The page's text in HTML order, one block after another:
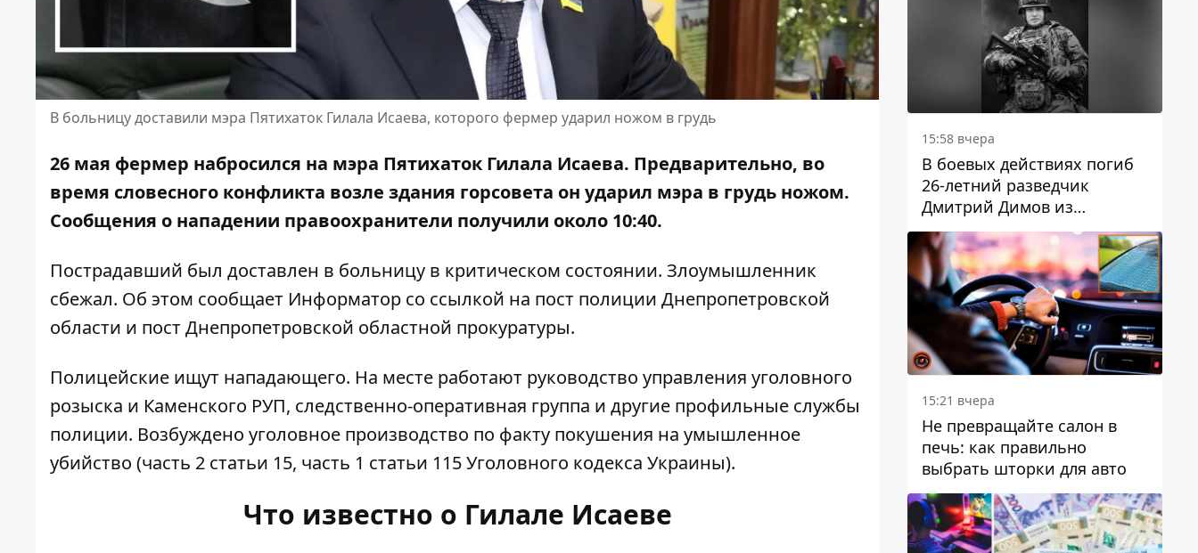
В больницу доставили мэра Пятихаток Гилала Исаева, которого фермер ударил ножом в грудь
26 мая фермер набросился на мэра Пятихаток Гилала Исаева. Предварительно, во
время словесного конфликта возле здания горсовета он ударил мэра в грудь ножом.
Сообщения о нападении правоохранители получили около 10:40.
Пострадавший был доставлен в больницу в критическом состоянии. Злоумышленник
сбежал. Об этом сообщает Информатор со ссылкой на пост полиции Днепропетровской
области и пост Днепропетровской областной прокуратуры.
Полицейские ищут нападающего. На месте работают руководство управления уголовного
розыска и Каменского РУП, следственно-оперативная группа и другие профильные службы
полиции. Возбуждено уголовное производство по факту покушения на умышленное
убийство (часть 2 статьи 15, часть 1 статьи 115 Уголовного кодекса Украины).
Что известно о Гилале Исаеве
15:58 вчера
В боевых действиях погиб
26-летний разведчик
Дмитрий Димов из
Никополя
15:21 вчера
Не превращайте салон в
печь: как правильно
выбрать шторки для авто